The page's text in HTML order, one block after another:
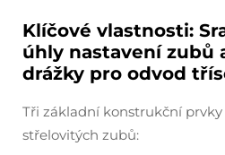
Klíčové vlastnosti:
úhly nastavení zubů
drážky pro odvod
Tři základní konstrukční
střelovitých zubů: